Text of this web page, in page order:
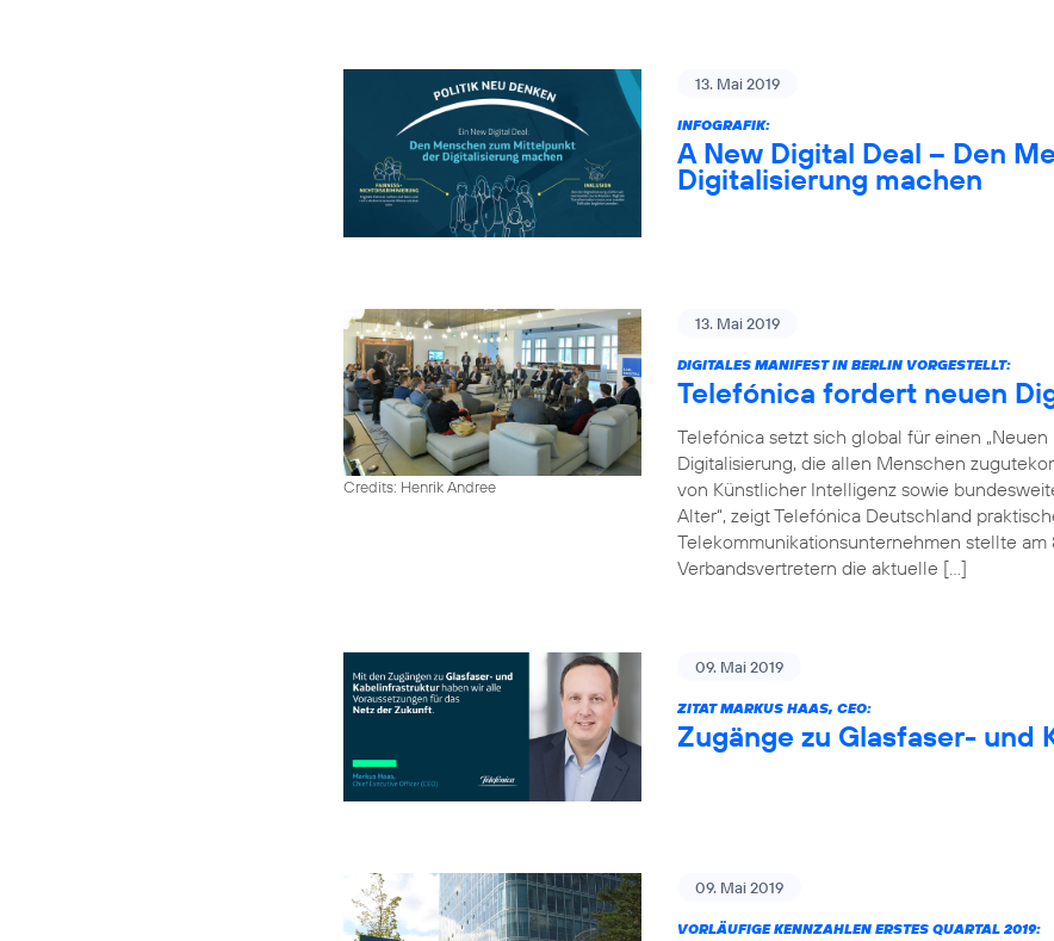
13. Mai 2019
INFOGRAFIK:
A New Digital Deal – Den
Digitalisierung machen
Credits: Henrik Andree
13. Mai 2019
DIGITALES MANIFEST IN BERLIN VORGESTELLT:
Telefónica fordert neuen
Telefónica setzt sich global für einen
Digitalisierung, die allen Menschen
von Künstlicher Intelligenz sowie
Alter“, zeigt Telefónica Deutschland
Telekommunikationsunternehmen stellte am
Verbandsvertretern die aktuelle […]
09. Mai 2019
ZITAT MARKUS HAAS, CEO:
Zugänge zu Glasfaser- und
09. Mai 2019
VORLÄUFIGE KENNZAHLEN ERSTES QUARTAL 2019: